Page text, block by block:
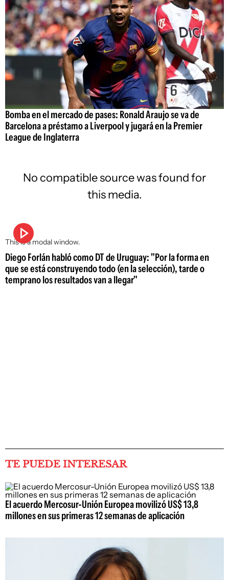
Bomba en el mercado de pases: Ronald Araujo se va de
Barcelona a préstamo a Liverpool y jugará en la Premier
League de Inglaterra
This is a modal window.
No compatible source was found for
this media.
Diego Forlán habló como DT de Uruguay: "Por la forma en
que se está construyendo todo (en la selección), tarde o
temprano los resultados van a llegar"
TE PUEDE INTERESAR
El acuerdo Mercosur-Unión Europea movilizó US$ 13,8
millones en sus primeras 12 semanas de aplicación